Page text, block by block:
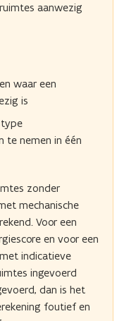
aanwezig
waar een
is
te nemen in één
zonder
mechanische
Voor een
en voor een
indicatieve
ingevoerd
dan is het
foutief en